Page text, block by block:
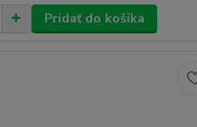
Pridať do košíka